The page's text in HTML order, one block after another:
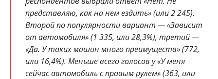
представляю, как на нем ездить» (или 2 245).
Второй по популярности вариант — «Зависит
от автомобиля» (1 335, или 28,3%), третий —
«Да. У таких машин много преимуществ» (772,
или 16,4%). Меньше всего голосов у «У меня
сейчас автомобиль с правым рулем» (363, или